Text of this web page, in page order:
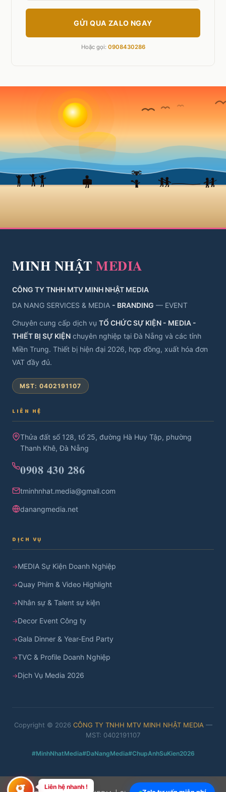
GỬI QUA ZALO NGAY
Hoặc gọi: 0908430286
MINH NHẬT MEDIA
CÔNG TY TNHH MTV MINH NHẬT MEDIA
DA NANG SERVICES & MEDIA - BRANDING — EVENT
Chuyên cung cấp dịch vụ TỔ CHỨC SỰ KIỆN - MEDIA -
THIẾT BỊ SỰ KIỆN chuyên nghiệp tại Đà Nẵng và các tỉnh
Miền Trung. Thiết bị hiện đại 2026, hợp đồng, xuất hóa đơn
VAT đầy đủ.
MST: 0402191107
LIÊN HỆ
Thửa đất số 128, tổ 25, đường Hà Huy Tập, phường
Thanh Khê, Đà Nẵng
0908 430 286
tminhnhat.media@gmail.com
danangmedia.net
DỊCH VỤ
MEDIA Sự Kiện Doanh Nghiệp
Quay Phim & Video Highlight
Nhân sự & Talent sự kiện
Decor Event Công ty
Gala Dinner & Year-End Party
TVC & Profile Doanh Nghiệp
Dịch Vụ Media 2026
Copyright © 2026 CÔNG TY TNHH MTV MINH NHẬT MEDIA —
MST: 0402191107
#MinhNhatMedia#DaNangMedia#ChupAnhSuKien2026
Liên hệ nhanh !